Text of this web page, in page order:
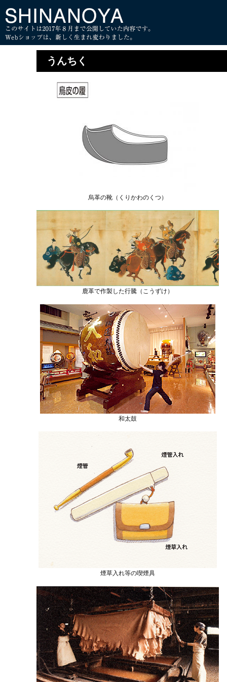
うんちく
烏革の靴（くりかわのくつ）
鹿革で作製した行騰（こうずけ）
和太鼓
煙草入れ等の喫煙具